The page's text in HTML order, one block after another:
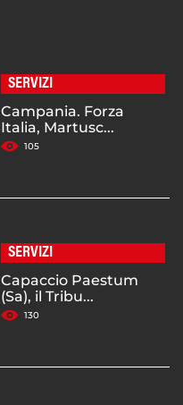
SERVIZI
Campania. Forza
Italia, Martusc...
105
SERVIZI
Capaccio Paestum
(Sa), il Tribu...
130